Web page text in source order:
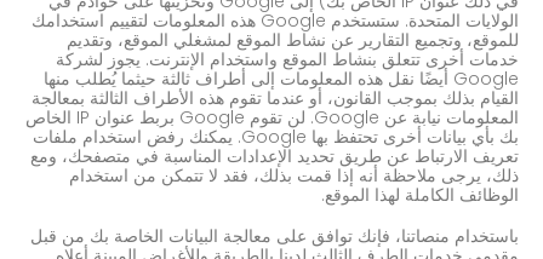
الولايات المتحدة. ستستخدم Google هذه المعلومات لتقييم استخدامك
للموقع، وتجميع التقارير عن نشاط الموقع لمشغلي الموقع، وتقديم
خدمات أخرى تتعلق بنشاط الموقع واستخدام الإنترنت. يجوز لشركة
Google أيضًا نقل هذه المعلومات إلى أطراف ثالثة حيثما يُطلب منها
القيام بذلك بموجب القانون، أو عندما تقوم هذه الأطراف الثالثة بمعالجة
المعلومات نيابة عن Google. لن تقوم Google بربط عنوان IP الخاص
بك بأي بيانات أخرى تحتفظ بها Google. يمكنك رفض استخدام ملفات
تعريف الارتباط عن طريق تحديد الإعدادات المناسبة في متصفحك، ومع
ذلك، يرجى ملاحظة أنه إذا قمت بذلك، فقد لا تتمكن من استخدام
الوظائف الكاملة لهذا الموقع.
باستخدام منصاتنا، فإنك توافق على معالجة البيانات الخاصة بك من قبل